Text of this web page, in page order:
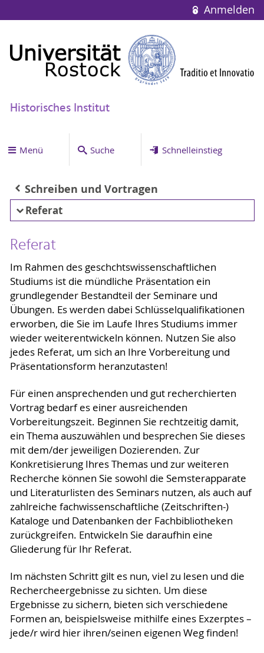
Anmelden
Historisches Institut
Menü Suche Schnelleinstieg
Schreiben und Vortragen
Referat
Referat
Im Rahmen des geschchtswissenschaftlichen
Studiums ist die mündliche Präsentation ein
grundlegender Bestandteil der Seminare und
Übungen. Es werden dabei Schlüsselqualifikationen
erworben, die Sie im Laufe Ihres Studiums immer
wieder weiterentwickeln können. Nutzen Sie also
jedes Referat, um sich an Ihre Vorbereitung und
Präsentationsform heranzutasten!
Für einen ansprechenden und gut recherchierten
Vortrag bedarf es einer ausreichenden
Vorbereitungszeit. Beginnen Sie rechtzeitig damit,
ein Thema auszuwählen und besprechen Sie dieses
mit dem/der jeweiligen Dozierenden. Zur
Konkretisierung Ihres Themas und zur weiteren
Recherche können Sie sowohl die Semsterapparate
und Literaturlisten des Seminars nutzen, als auch auf
zahlreiche fachwissenschaftliche (Zeitschriften-)
Kataloge und Datenbanken der Fachbibliotheken
zurückgreifen. Entwickeln Sie daraufhin eine
Gliederung für Ihr Referat.
Im nächsten Schritt gilt es nun, viel zu lesen und die
Rechercheergebnisse zu sichten. Um diese
Ergebnisse zu sichern, bieten sich verschiedene
Formen an, beispielsweise mithilfe eines Exzerptes –
jede/r wird hier ihren/seinen eigenen Weg finden!